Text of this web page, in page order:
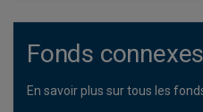
Fonds connexes
En savoir plus sur tous les